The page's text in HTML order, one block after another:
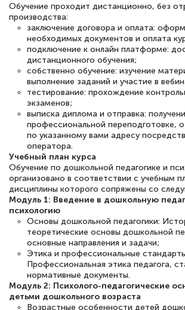
книги, методические
статьи. Времени на
достаточно. Курс помогает
аттестацию в школе. Спасибо!
Евгения Коротких
Знаток города 2 уровня
12 марта 2026
Спасибо большое Академии!
вежливое сопровождение! Всё
понятно! Проходила
квалификации. Ещё раз -
Елена Петрикс
Знаток города 5 уровня
Обучение проходит дистанционно, без
производства:
заключение договора и оплата:
необходимых документов и оплата
подключение к онлайн платформе:
дистанционного обучения;
собственно обучение: изучение
выполнение заданий и участие в
тестирование: прохождение
экзаменов;
выписка диплома и отправка:
профессиональной переподготовке,
по указанному вами адресу
оператора.
Учебный план курса
Обучение по дошкольной педагогике и
организовано в соответствии с учебным
дисциплины которого сопряжены со
Модуль 1: Введение в дошкольную
психологию
Основы дошкольной педагогики:
теоретические основы дошкольной
основные направления и задачи;
Этика и профессиональные
Профессиональная этика педагога,
нормативные документы.
Модуль 2: Психолого-педагогические
детьми дошкольного возраста
Возрастные особенности детей